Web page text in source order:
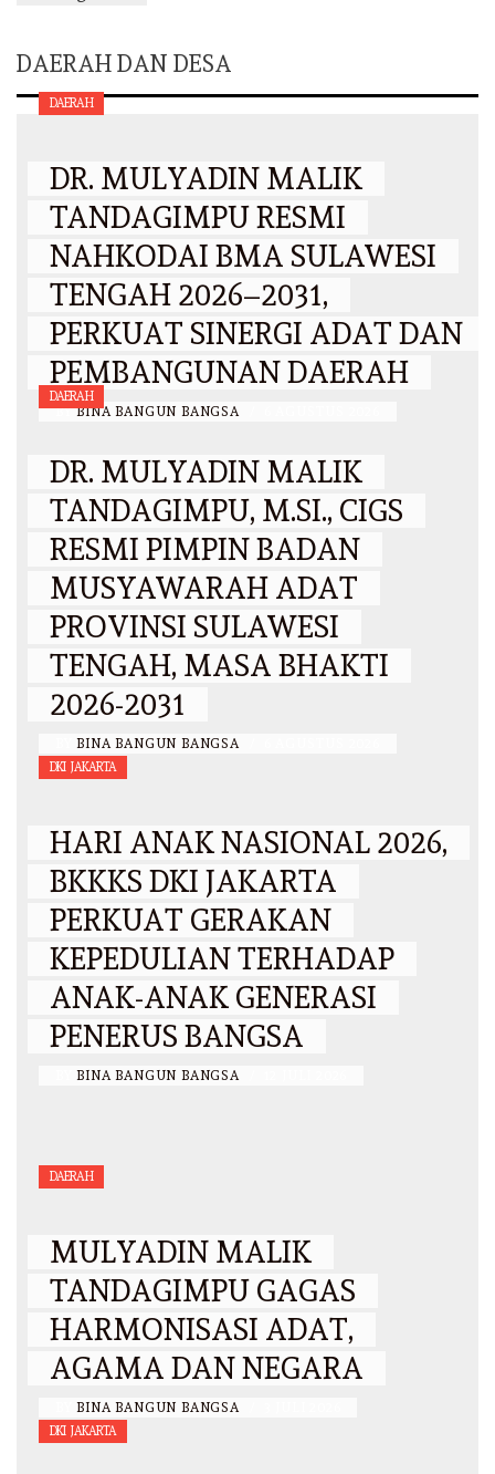
DAERAH DAN DESA
DAERAH
DR. MULYADIN MALIK
TANDAGIMPU RESMI
NAHKODAI BMA SULAWESI
TENGAH 2026–2031,
PERKUAT SINERGI ADAT DAN
PEMBANGUNAN DAERAH
BY BINA BANGUN BANGSA
DAERAH
DR. MULYADIN MALIK
TANDAGIMPU, M.SI., CIGS
RESMI PIMPIN BADAN
MUSYAWARAH ADAT
PROVINSI SULAWESI
TENGAH, MASA BHAKTI
2026-2031
BINA BANGUN BANGSA
DKI JAKARTA
HARI ANAK NASIONAL 2026,
BKKKS DKI JAKARTA
PERKUAT GERAKAN
KEPEDULIAN TERHADAP
ANAK-ANAK GENERASI
PENERUS BANGSA
BINA BANGUN BANGSA
DAERAH
MULYADIN MALIK
TANDAGIMPU GAGAS
HARMONISASI ADAT,
AGAMA DAN NEGARA
BINA BANGUN BANGSA
DKI JAKARTA